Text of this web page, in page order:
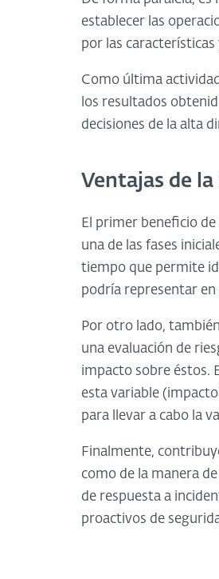
establecer las
por las características
Como última
los resultados
decisiones de la alta
Ventajas de
El primer beneficio
una de las fases
tiempo que permite
podría representar
Por otro lado,
una evaluación de
impacto sobre éstos.
esta variable
para llevar a cabo la
Finalmente,
como de la manera
de respuesta a
proactivos de